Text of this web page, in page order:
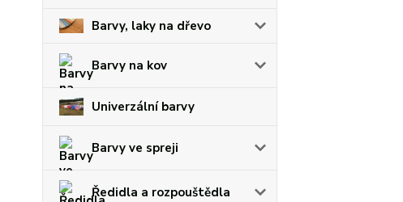
Barvy, laky na dřevo
Barvy na kov
Univerzální barvy
Barvy ve spreji
Ředidla a rozpouštědla